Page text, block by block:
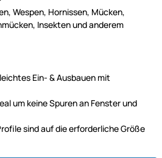
Wespen, Hornissen, Mücken,
Insekten und anderem
Ein- & Ausbauen mit
um keine Spuren an Fenster und
sind auf die erforderliche Größe